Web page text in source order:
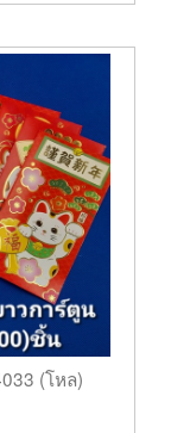
(โหล)